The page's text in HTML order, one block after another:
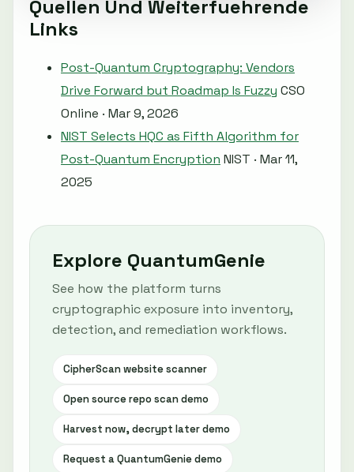
Quellen Und Weiterfuehrende
Links
Post-Quantum Cryptography: Vendors
Drive Forward but Roadmap Is Fuzzy CSO
Online · Mar 9, 2026
NIST Selects HQC as Fifth Algorithm for
Post-Quantum Encryption NIST · Mar 11,
2025
Explore QuantumGenie
See how the platform turns
cryptographic exposure into inventory,
detection, and remediation workflows.
CipherScan website scanner
Open source repo scan demo
Harvest now, decrypt later demo
Request a QuantumGenie demo